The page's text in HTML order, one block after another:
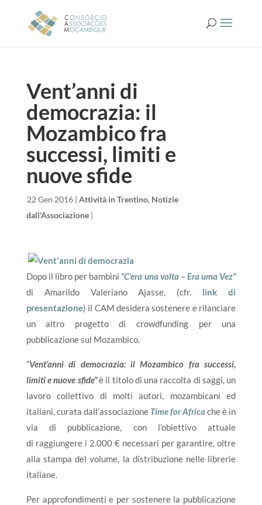
Vent’anni di
democrazia: il
Mozambico fra
successi, limiti e
nuove sfide
22 Gen 2016| Attività in Trentino, Notizie
dall'Associazione|
Dopo il libro per bambini “C’era una volta – Era uma Vez”
di Amarildo Valeriano Ajasse, (cfr. link di
presentazione) il CAM desidera sostenere e rilanciare
un altro progetto di crowdfunding per una
pubblicazione sul Mozambico.
“Vent’anni di democrazia: il Mozambico fra successi,
limiti e nuove sfide”è il titolo di una raccolta di saggi, un
lavoro collettivo di molti autori, mozambicani ed
italiani, curata dall’associazione Time for Africache è in
via di pubblicazione, con l’obiettivo attuale
di raggiungere i 2.000 € necessari per garantire, oltre
alla stampa del volume, la distribuzione nelle librerie
italiane.
Per approfondimenti e per sostenere la pubblicazione